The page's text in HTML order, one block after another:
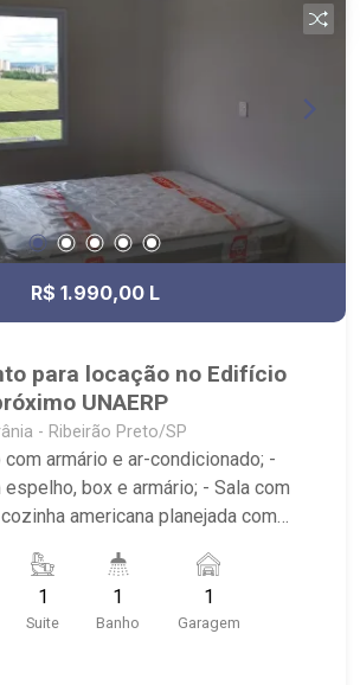
R$ 1.990,00 L
para locação no Edifício
UNAERP
- Ribeirão Preto/SP
armário e ar-condicionado; -
espelho, box e armário; - Sala com
americana planejada com
sala de estudos, biblioteca,
lavanderia, piscina e
- Próximo ao Estádio Santa Cruz -
1
Suite
1
Banho
1
Garagem